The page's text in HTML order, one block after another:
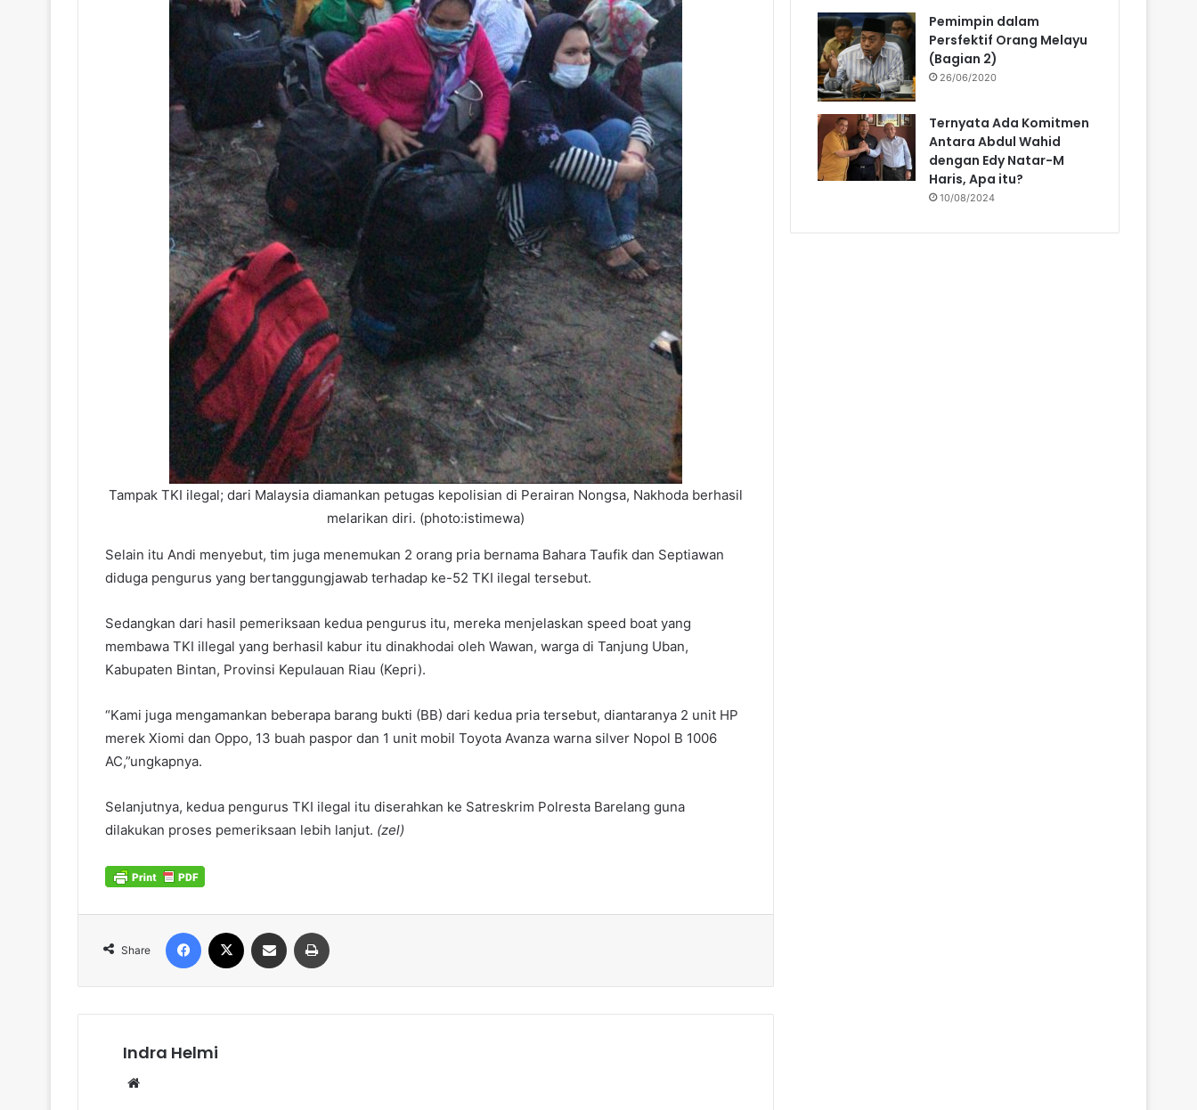
Tampak TKI ilegal; dari Malaysia diamankan petugas kepolisian di Perairan Nongsa, Nakhoda berhasil
melarikan diri. (photo:istimewa)
Selain itu Andi menyebut, tim juga menemukan 2 orang pria bernama Bahara Taufik dan Septiawan
diduga pengurus yang bertanggungjawab terhadap ke-52 TKI ilegal tersebut.
Sedangkan dari hasil pemeriksaan kedua pengurus itu, mereka menjelaskan speed boat yang
membawa TKI illegal yang berhasil kabur itu dinakhodai oleh Wawan, warga di Tanjung Uban,
Kabupaten Bintan, Provinsi Kepulauan Riau (Kepri).
“Kami juga mengamankan beberapa barang bukti (BB) dari kedua pria tersebut, diantaranya 2 unit HP
merek Xiomi dan Oppo, 13 buah paspor dan 1 unit mobil Toyota Avanza warna silver Nopol B 1006
AC,”ungkapnya.
Selanjutnya, kedua pengurus TKI ilegal itu diserahkan ke Satreskrim Polresta Barelang guna
dilakukan proses pemeriksaan lebih lanjut. (zel)
Share
Facebook Share via Email
Indra Helmi
Pemimpin dalam
Persfektif Orang Melayu
(Bagian 2)
26/06/2020
Ternyata Ada Komitmen
Antara Abdul Wahid
dengan Edy Natar-M
Haris, Apa itu?
10/08/2024